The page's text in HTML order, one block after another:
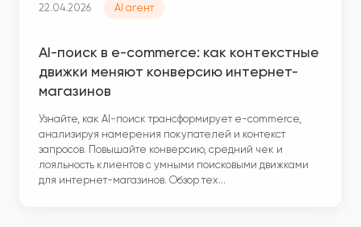
22.04.2026 AI агент
AI-поиск в e-commerce: как контекстные
движки меняют конверсию интернет-
магазинов
Узнайте, как AI-поиск трансформирует e-commerce,
анализируя намерения покупателей и контекст
запросов. Повышайте конверсию, средний чек и
лояльность клиентов с умными поисковыми движками
для интернет-магазинов. Обзор тех…